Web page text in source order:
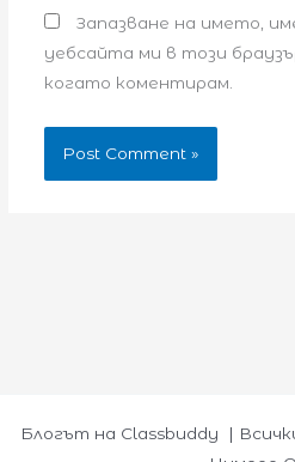
Запазване на името,
уебсайта ми в този
когато коментирам.
Блогът на Classbuddy |